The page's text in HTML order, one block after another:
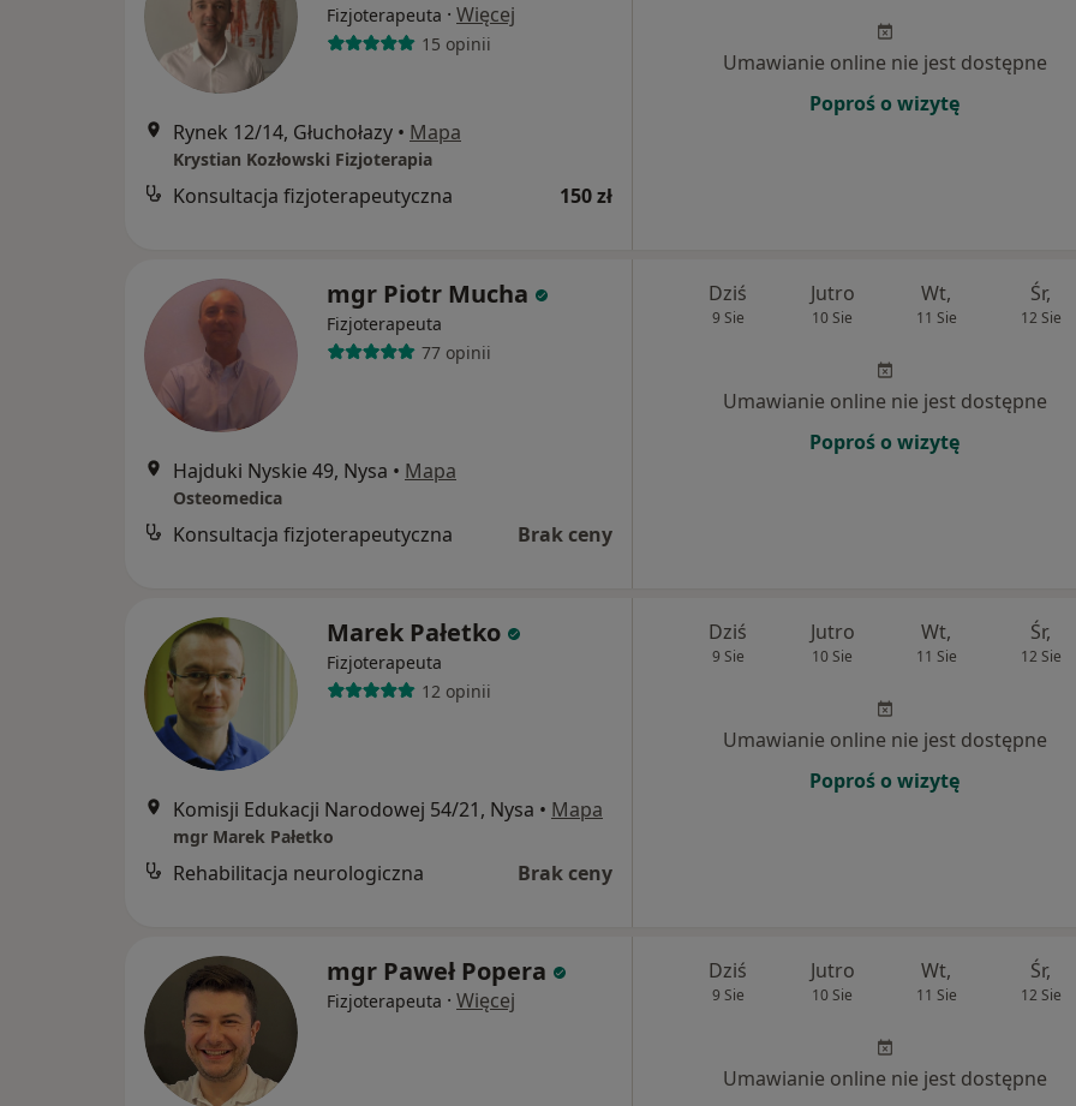
Fizjoterapeuta · Więcej
15 opinii
Rynek 12/14, Głuchołazy • Mapa
Krystian Kozłowski Fizjoterapia
Konsultacja fizjoterapeutyczna 150 zł
Umawianie online nie jest dostępne
Poproś o wizytę
mgr Piotr Mucha
Fizjoterapeuta
77 opinii
Hajduki Nyskie 49, Nysa • Mapa
Osteomedica
Konsultacja fizjoterapeutyczna Brak ceny
Dziś
9 Sie
Jutro
10 Sie
Wt,
11 Sie
Śr,
12 Sie
Umawianie online nie jest dostępne
Poproś o wizytę
Marek Pałetko
Fizjoterapeuta
12 opinii
Komisji Edukacji Narodowej 54/21, Nysa • Mapa
mgr Marek Pałetko
Rehabilitacja neurologiczna Brak ceny
Dziś
9 Sie
Jutro
10 Sie
Wt,
11 Sie
Śr,
12 Sie
Umawianie online nie jest dostępne
Poproś o wizytę
mgr Paweł Popera
Fizjoterapeuta · Więcej
Dziś
9 Sie
Jutro
10 Sie
Wt,
11 Sie
Śr,
12 Sie
Umawianie online nie jest dostępne